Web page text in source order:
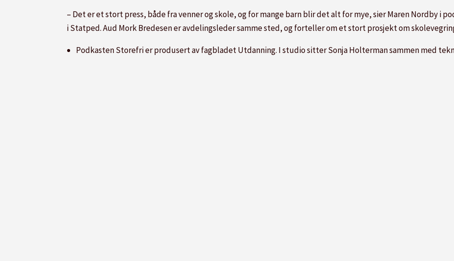
– Det er et stort press, både fra venner og skole, og for mange barn blir det alt for mye, sier Maren Nordby i
i Statped. Aud Mork Bredesen er avdelingsleder samme sted, og forteller om et stort prosjekt om
Podkasten Storefri er produsert av fagbladet Utdanning. I studio sitter Sonja Holterman sammen med